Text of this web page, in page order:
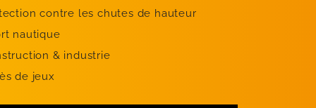
contre les chutes de hauteur
nautique
& industrie
de jeux